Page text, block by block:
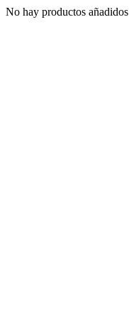
No hay productos añadidos